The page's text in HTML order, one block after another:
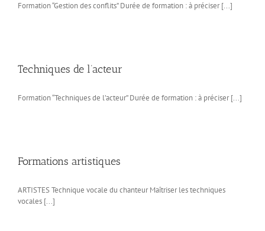
Formation “Gestion des conflits” Durée de formation : à préciser [...]
Techniques de l’acteur
Formation “Techniques de l’acteur” Durée de formation : à préciser [...]
Formations artistiques
ARTISTES Technique vocale du chanteur Maîtriser les techniques
vocales [...]